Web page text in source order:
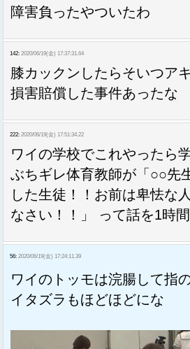
障害負ったやついたわ
142: 2020/06/19(金) 17:37:31.64
膝カックンしたらそいつア
損害賠償した事件あったな
222: 2020/06/19(金) 17:51:34.22
ワイの学校でこれやったら
ぶちギレ体育教師が「○○先
した生徒！！お前は卑怯な
なさい！！」 って話を1時
56: 2020/06/19(金) 17:24:11.39
ワイのトッモは浣腸して指
イタズラもほどほどにな